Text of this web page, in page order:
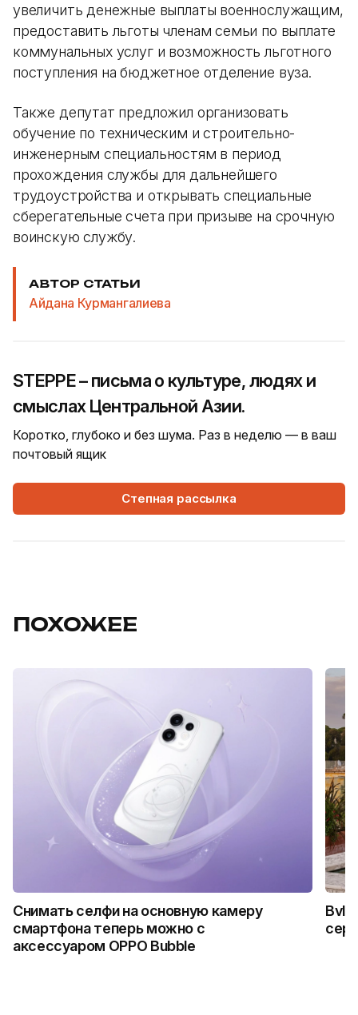
увеличить денежные выплаты военнослужащим,
предоставить льготы членам семьи по выплате
коммунальных услуг и возможность льготного
поступления на бюджетное отделение вуза.
Также депутат предложил организовать
обучение по техническим и строительно-
инженерным специальностям в период
прохождения службы для дальнейшего
трудоустройства и открывать специальные
сберегательные счета при призыве на срочную
воинскую службу.
АВТОР СТАТЬИ
Айдана Курмангалиева
STEPPE – письма о культуре, людях и
смыслах Центральной Азии.
Коротко, глубоко и без шума. Раз в неделю — в ваш
почтовый ящик
Степная рассылка
ПОХОЖЕЕ
Снимать селфи на основную камеру
смартфона теперь можно с
аксессуаром OPPO Bubble